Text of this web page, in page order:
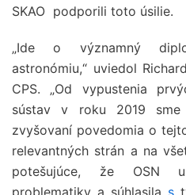
SKAO podporili toto úsilie.
„Ide o významný
astronómiu,“ uviedol
CPS. „Od vypustenia
sústav v roku 2019 sme
zvyšovaní povedomia o
relevantných strán a na
potešujúce, že OSN